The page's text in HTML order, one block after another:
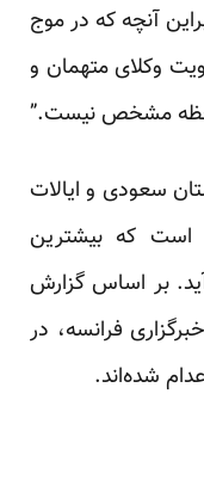
آنچه که در موج
وکلای متهمان و
لحظه مشخص نیست.”
سعودی و ایالات
است که بیشترین
بر اساس گزارش
فرانسه، در